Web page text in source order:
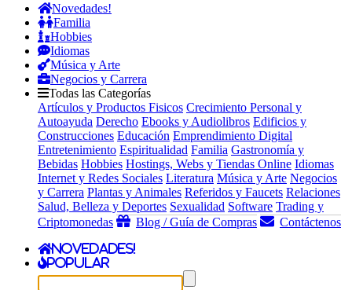
Novedades!
Familia
Hobbies
Idiomas
Música y Arte
Negocios y Carrera
Todas las Categorías
Artículos y Productos Fisicos Crecimiento Personal y
Autoayuda Derecho Ebooks y Audiolibros Edificios y
Construcciones Educación Emprendimiento Digital
Entretenimiento Espiritualidad Familia Gastronomía y
Bebidas Hobbies Hostings, Webs y Tiendas Online Idiomas
Internet y Redes Sociales Literatura Música y Arte Negocios
y Carrera Plantas y Animales Referidos y Faucets Relaciones
Salud, Belleza y Deportes Sexualidad Software Trading y
Criptomonedas
Blog / Guía de Compras Contáctenos
Novedades!
Popular